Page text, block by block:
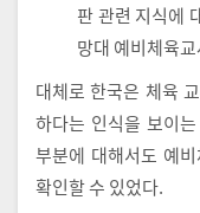
판 관련 지식에
망대 예비체육
대체로 한국은 체육
하다는 인식을 보이
부분에 대해서도 예
확인할 수 있었다.